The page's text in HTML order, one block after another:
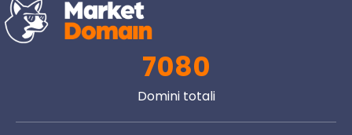
7080
Domini totali